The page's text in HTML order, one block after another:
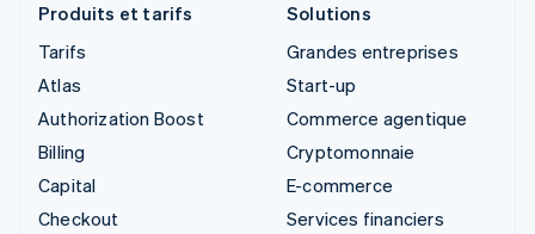
Produits et tarifs
Tarifs
Atlas
Authorization Boost
Billing
Capital
Checkout
Solutions
Grandes entreprises
Start-up
Commerce agentique
Cryptomonnaie
E-commerce
Services financiers